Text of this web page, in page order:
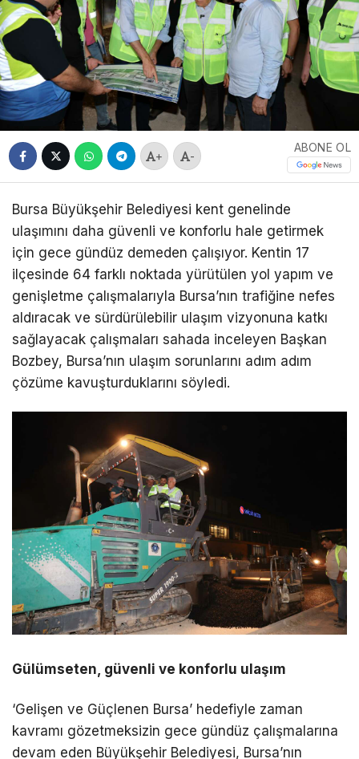
+ -
ABONE OL
Bursa Büyükşehir Belediyesi kent genelinde
ulaşımını daha güvenli ve konforlu hale getirmek
için gece gündüz demeden çalışıyor. Kentin 17
ilçesinde 64 farklı noktada yürütülen yol yapım ve
genişletme çalışmalarıyla Bursa’nın trafiğine nefes
aldıracak ve sürdürülebilir ulaşım vizyonuna katkı
sağlayacak çalışmaları sahada inceleyen Başkan
Bozbey, Bursa’nın ulaşım sorunlarını adım adım
çözüme kavuşturduklarını söyledi.
Gülümseten, güvenli ve konforlu ulaşım
‘Gelişen ve Güçlenen Bursa’ hedefiyle zaman
kavramı gözetmeksizin gece gündüz çalışmalarına
devam eden Büyükşehir Belediyesi, Bursa’nın